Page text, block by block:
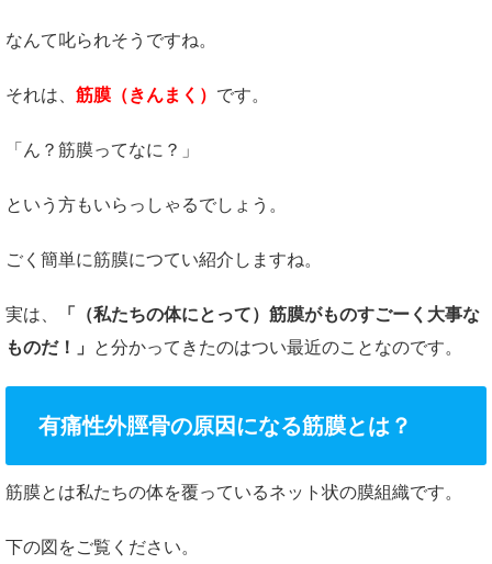
なんて叱られそうですね。
それは、 筋膜（きんまく） です。
「ん？筋膜ってなに？」
という方もいらっしゃるでしょう。
ごく簡単に筋膜につてい紹介しますね。
実は、
「（私たちの体にとって）筋膜がものすごーく大事な
ものだ！」
と分かってきたのはつい最近のことなのです。
有痛性外脛骨の原因になる筋膜とは？
筋膜とは私たちの体を覆っているネット状の膜組織です。
下の図をご覧ください。